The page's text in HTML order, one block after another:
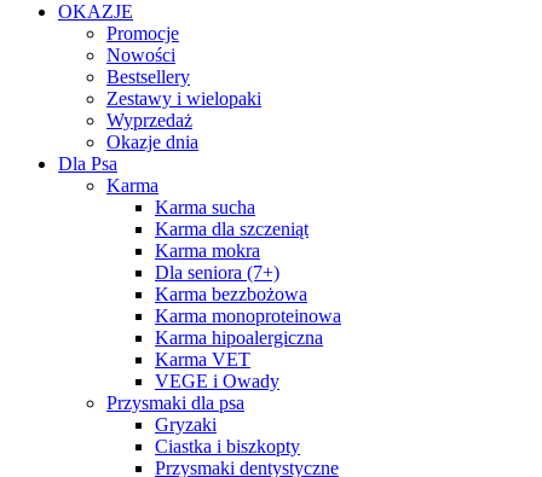
OKAZJE
Promocje
Nowości
Bestsellery
Zestawy i wielopaki
Wyprzedaż
Okazje dnia
Dla Psa
Karma
Karma sucha
Karma dla szczeniąt
Karma mokra
Dla seniora (7+)
Karma bezzbożowa
Karma monoproteinowa
Karma hipoalergiczna
Karma VET
VEGE i Owady
Przysmaki dla psa
Gryzaki
Ciastka i biszkopty
Przysmaki dentystyczne